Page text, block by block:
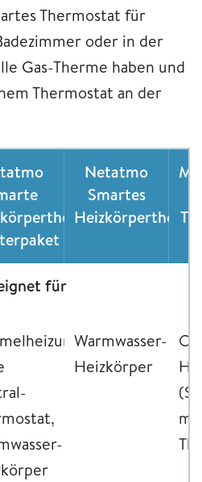
Thermostat für
oder in der
Gas-Therme haben und
Thermostat an der
Netatmo
Smartes
für
Warmwasser-
Heizkörper